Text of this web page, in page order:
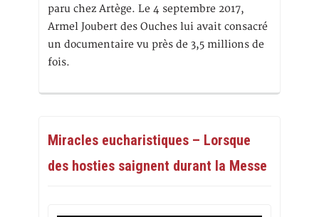
paru chez Artège. Le 4 septembre 2017,
Armel Joubert des Ouches lui avait consacré
un documentaire vu près de 3,5 millions de
fois.
Miracles eucharistiques – Lorsque
des hosties saignent durant la Messe